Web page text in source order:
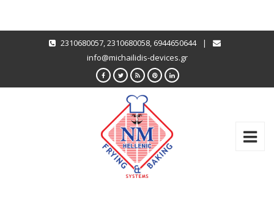
2310680057,2310680058, 6944650644
|
info@michailidis-devices.gr